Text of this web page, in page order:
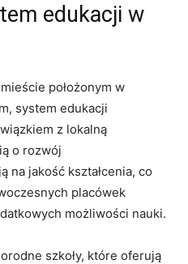
edukacji w
położonym w
system edukacji
z lokalną
o rozwój
na jakość kształcenia, co
placówek
możliwości nauki.
szkoły, które oferują